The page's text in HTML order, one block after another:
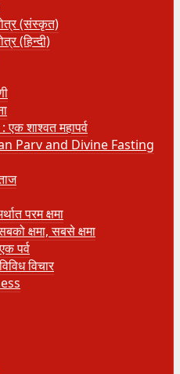
(संस्कृत)
(हिन्दी)
एक शाश्वत महापर्व
Parv and Divine Fasting
परम क्षमा
क्षमा, सबसे क्षमा
पर्व
विचार